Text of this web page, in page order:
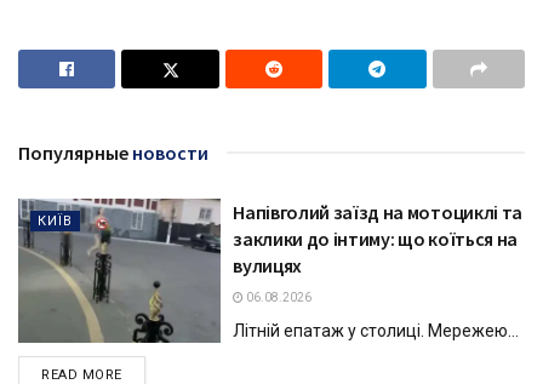
Популярные новости
КИЇВ
Напівголий заїзд на мотоциклі та
заклики до інтиму: що коїться на
вулицях
06.08.2026
Літній епатаж у столиці. Мережею...
READ MOREDETAILS